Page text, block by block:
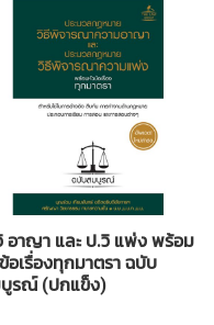
อาญา และ ป.วิ แพ่ง พร้อม
อเรื่องทุกมาตรา ฉบับ
รณ์ (ปกแข็ง)